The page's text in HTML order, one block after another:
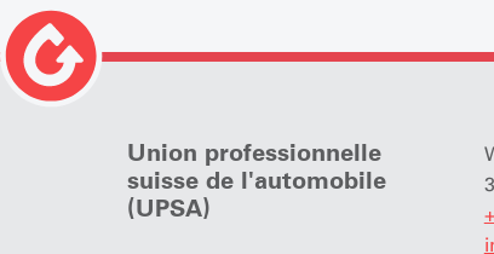
Union professionnelle
suisse de l'automobile
(UPSA)